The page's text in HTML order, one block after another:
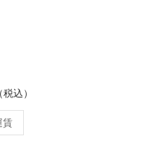
込）
賃